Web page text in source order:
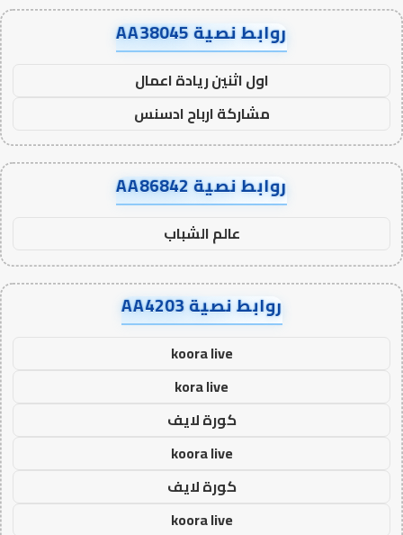
روابط نصية AA38045
اول اثنين ريادة اعمال
مشاركة ارباح ادسنس
روابط نصية AA86842
عالم الشباب
روابط نصية AA4203
koora live
kora live
كورة لايف
koora live
كورة لايف
koora live